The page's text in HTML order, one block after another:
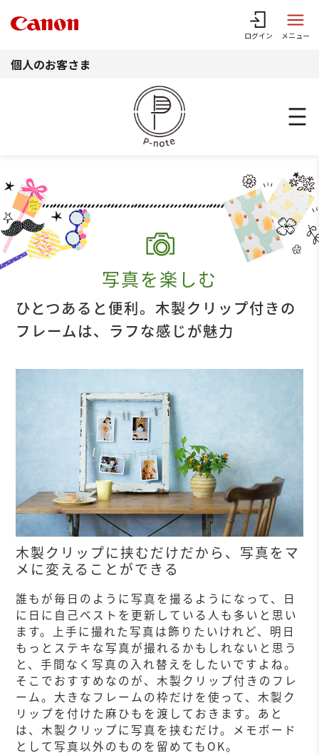
ログイン メニュー
個人のお客さま
写真を楽しむ
ひとつあると便利。木製クリップ付きの
フレームは、ラフな感じが魅力
木製クリップに挟むだけだから、写真をマ
メに変えることができる
誰もが毎日のように写真を撮るようになって、日
に日に自己ベストを更新している人も多いと思い
ます。上手に撮れた写真は飾りたいけれど、明日
もっとステキな写真が撮れるかもしれないと思う
と、手間なく写真の入れ替えをしたいですよね。
そこでおすすめなのが、木製クリップ付きのフレ
ーム。大きなフレームの枠だけを使って、木製ク
リップを付けた麻ひもを渡しておきます。あと
は、木製クリップに写真を挟むだけ。メモボード
として写真以外のものを留めてもOK。